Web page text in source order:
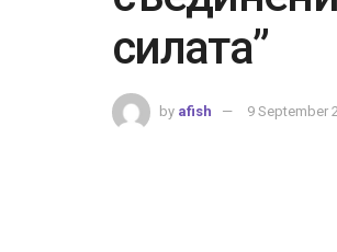
силата”
by afish 9 September